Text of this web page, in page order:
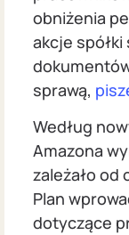
obniżenia
akcje
sprawą,
Według
Amazona
zależało od
Plan
dotyczące